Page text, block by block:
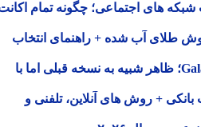
اجتماعی؛ چگونه تمام اکانت
آب شده + راهنمای انتخاب
بررسی گوشی Galaxy Z Flip8؛ ظاهر شبیه به نسخه قبلی اما با
+ روش های آنلاین، تلفنی و